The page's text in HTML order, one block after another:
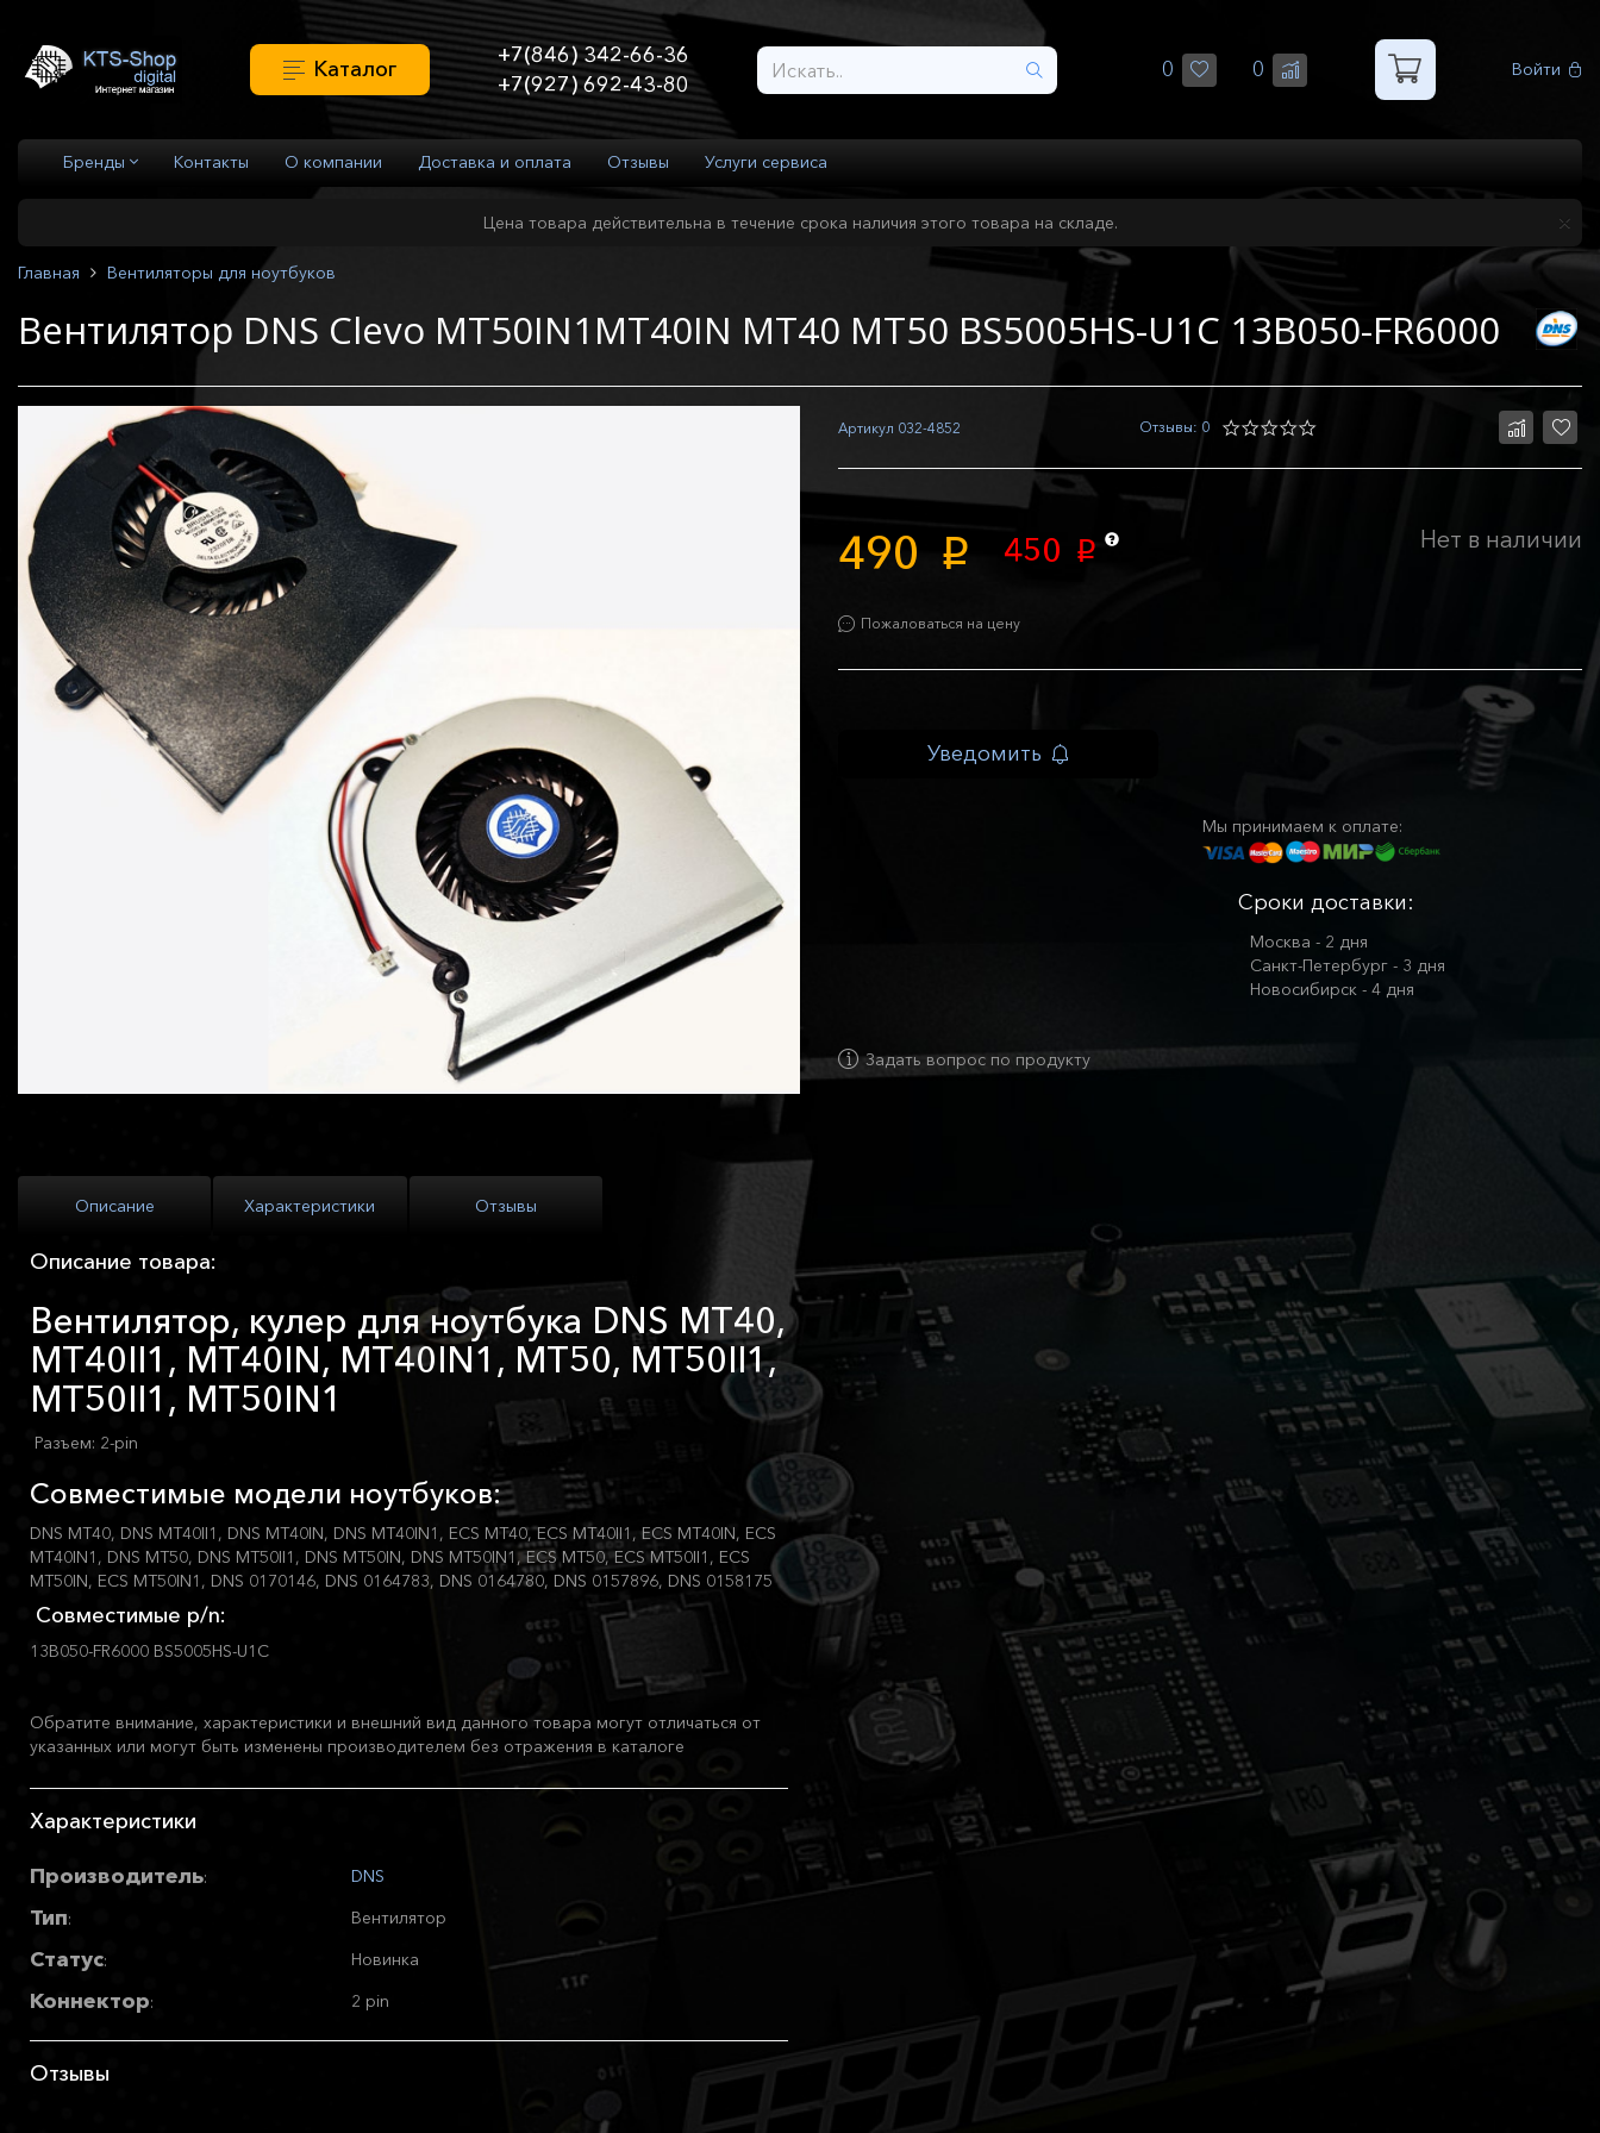
Каталог
+7(846) 342-66-36
+7(927) 692-43-80
0 0 Войти
Бренды Контакты О компании Доставка и оплата Отзывы Услуги сервиса
Цена товара действительна в течение срока наличия этого товара на складе.
Главная Вентиляторы для ноутбуков
Вентилятор DNS Clevo MT50IN1MT40IN MT40 MT50 BS5005HS-U1C 13B050-FR6000
Артикул 032-4852 Отзывы: 0
490 p 450 p
Пожаловаться на цену
Нет в наличии
Уведомить
Мы принимаем к оплате:
Сроки доставки:
Москва - 2 дня
Санкт-Петербург - 3 дня
Новосибирск - 4 дня
Задать вопрос по продукту
Описание Характеристики Отзывы
Описание товара:
Вентилятор, кулер для ноутбука DNS MT40,
MT40II1, MT40IN, MT40IN1, MT50, MT50II1,
MT50II1, MT50IN1
Разъем: 2-pin
Совместимые модели ноутбуков:
DNS MT40, DNS MT40II1, DNS MT40IN, DNS MT40IN1, ECS MT40, ECS MT40II1, ECS MT40IN, ECS
MT40IN1, DNS MT50, DNS MT50II1, DNS MT50IN, DNS MT50IN1, ECS MT50, ECS MT50II1, ECS
MT50IN, ECS MT50IN1, DNS 0170146, DNS 0164783, DNS 0164780, DNS 0157896, DNS 0158175
Совместимые p/n:
13B050-FR6000 BS5005HS-U1C
Обратите внимание, характеристики и внешний вид данного товара могут отличаться от
указанных или могут быть изменены производителем без отражения в каталоге
Характеристики
Производитель: DNS
Тип: Вентилятор
Статус: Новинка
Коннектор: 2 pin
Отзывы